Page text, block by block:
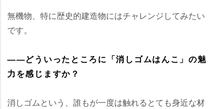
無機物、特に歴史的建造物にはチャレンジしてみたい
です。
――どういったところに「消しゴムはんこ」の魅
力を感じますか？
消しゴムという、誰もが一度は触れるとても身近な材